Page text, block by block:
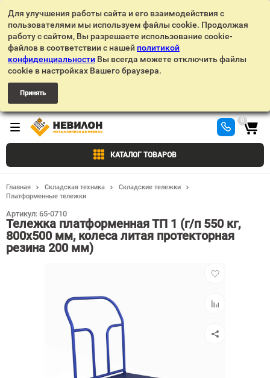
Для улучшения работы сайта и его взаимодействия с
пользователями мы используем файлы cookie. Продолжая
работу с сайтом, Вы разрешаете использование cookie-
файлов в соответствии с нашей политикой
конфиденциальности Вы всегда можете отключить файлы
cookie в настройках Вашего браузера.
Принять
КАТАЛОГ ТОВАРОВ
0
Главная Складская техника
Складские тележки
Платформенные тележки
Тележка платформенная ТП 1 (г/п 550 кг,
800x500 мм, колеса литая протекторная
резина 200 мм)
Артикул: 65-0710
Добавить
Добавить